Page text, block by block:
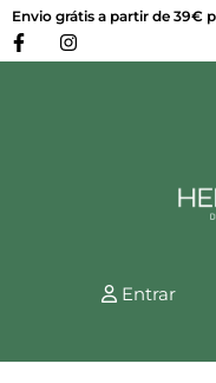
Envio grátis a partir de 39€
Entrar